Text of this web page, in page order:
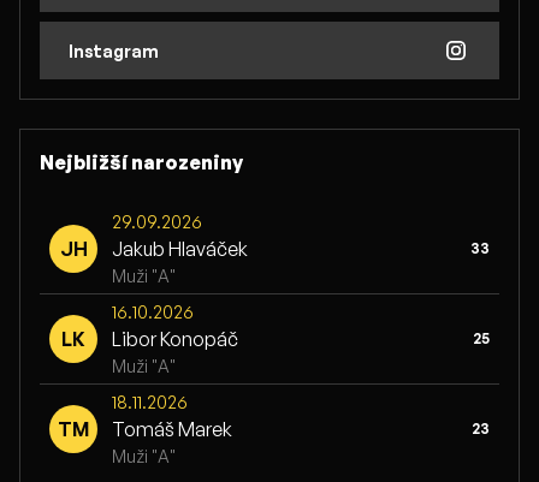
Instagram
Nejbližší narozeniny
JH
29.09.2026
Jakub Hlaváček
Muži "A"
33
LK
16.10.2026
Libor Konopáč
Muži "A"
25
TM
18.11.2026
Tomáš Marek
Muži "A"
23